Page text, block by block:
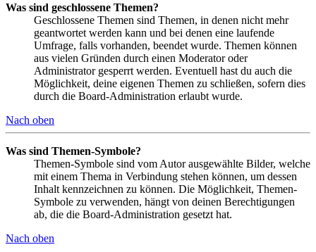
Was sind geschlossene Themen?
Geschlossene Themen sind Themen, in denen nicht mehr
geantwortet werden kann und bei denen eine laufende
Umfrage, falls vorhanden, beendet wurde. Themen können
aus vielen Gründen durch einen Moderator oder
Administrator gesperrt werden. Eventuell hast du auch die
Möglichkeit, deine eigenen Themen zu schließen, sofern dies
durch die Board-Administration erlaubt wurde.
Nach oben
Was sind Themen-Symbole?
Themen-Symbole sind vom Autor ausgewählte Bilder, welche
mit einem Thema in Verbindung stehen können, um dessen
Inhalt kennzeichnen zu können. Die Möglichkeit, Themen-
Symbole zu verwenden, hängt von deinen Berechtigungen
ab, die die Board-Administration gesetzt hat.
Nach oben